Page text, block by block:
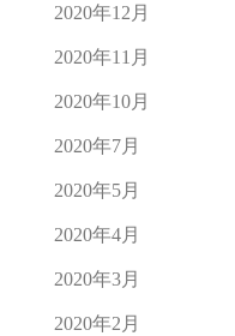
2020年12月
2020年11月
2020年10月
2020年7月
2020年5月
2020年4月
2020年3月
2020年2月